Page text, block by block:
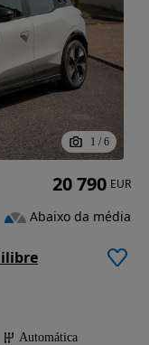
1 / 6
Automática
20 790 EUR
Abaixo da média